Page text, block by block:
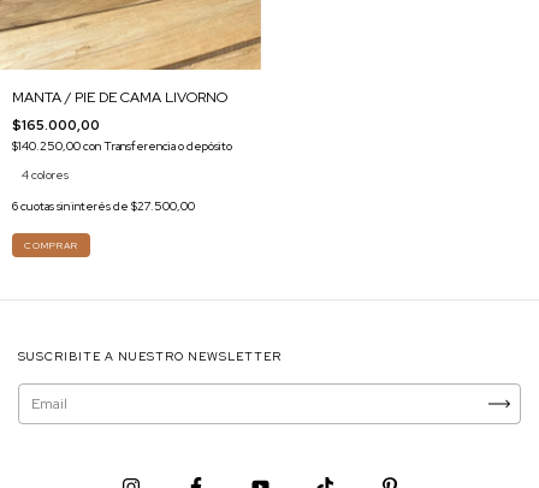
MANTA / PIE DE CAMA LIVORNO
$165.000,00
$140.250,00conTransferencia o depósito
4 colores
6cuotas sin interés de $27.500,00
COMPRAR
SUSCRIBITE A NUESTRO NEWSLETTER